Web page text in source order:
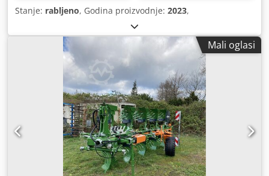
Stanje: rabljeno, Godina proizvodnje: 2023,
Mali oglasi